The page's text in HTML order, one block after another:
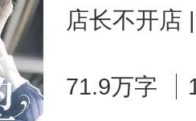
店长不开店
71.9万字